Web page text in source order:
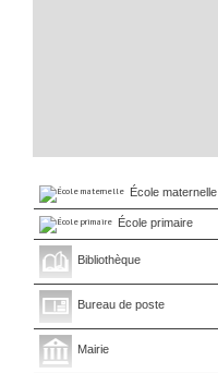
École maternelle
École primaire
Bibliothèque
Bureau de poste
Mairie